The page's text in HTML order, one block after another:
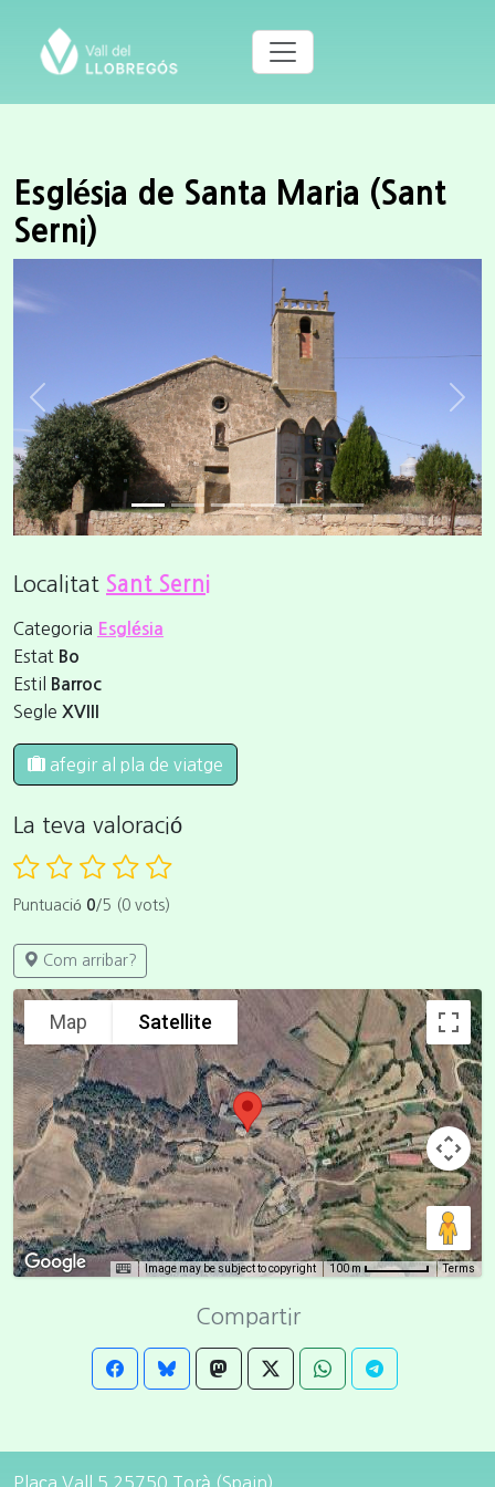
Església de Santa Maria (Sant
Serni)
Previous Next
Localitat Sant Serni
Categoria Església
Estat Bo
Estil Barroc
Segle XVIII
afegir al pla de viatge
La teva valoració
Puntuació 0/5 (0 vots)
Com arribar?
Map Satellite
Image may be subject to copyright 100 m Terms
Compartir
Plaça Vall 5 25750 Torà (Spain)